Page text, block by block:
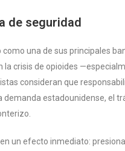
de seguridad
una de sus principales
la crisis de opioides
consideran que
estadounidense, el
un efecto inmediato: